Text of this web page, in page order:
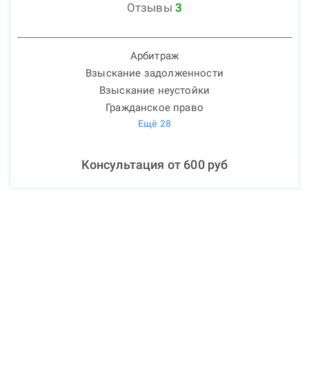
Отзывы 3
Арбитраж
Взыскание задолженности
Взыскание неустойки
Гражданское право
Ещё 28
Консультация от 600руб